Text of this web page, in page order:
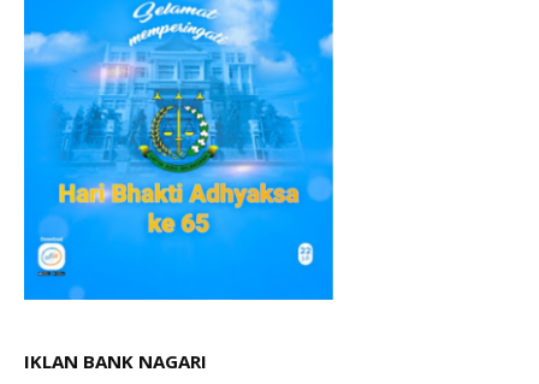
IKLAN BANK NAGARI